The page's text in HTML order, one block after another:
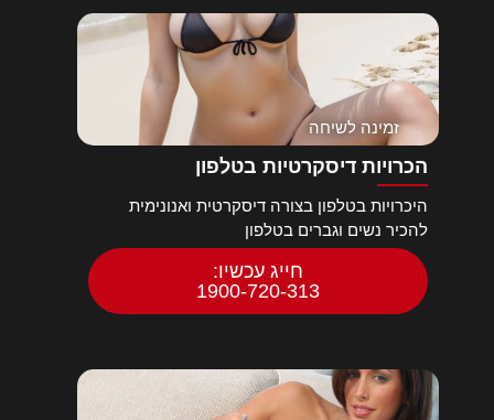
זמינה לשיחה
הכרויות דיסקרטיות בטלפון
היכרויות בטלפון בצורה דיסקרטית ואנונימית
להכיר נשים וגברים בטלפון
חייג עכשיו:
1900-720-313